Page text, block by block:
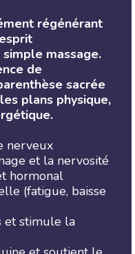
régénérant
simple massage.
de
sacrée
plans physique,
nerveux
et la nervosité
hormonal
(fatigue, baisse
et stimule la